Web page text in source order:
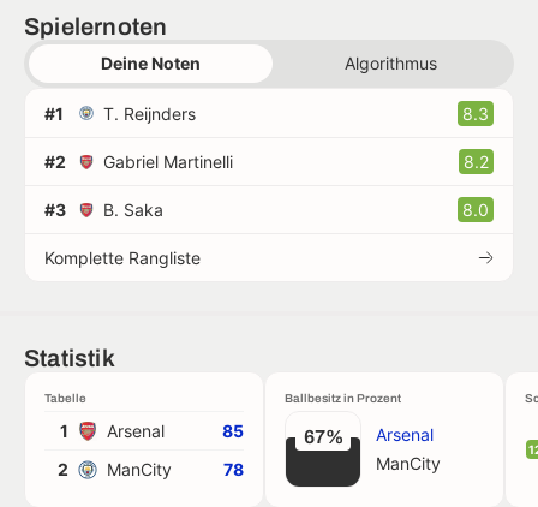
Spielernoten
Deine Noten Algorithmus
#1 T. Reijnders 8.3
#2 Gabriel Martinelli 8.2
#3 B. Saka 8.0
Komplette Rangliste
Statistik
Tabelle
1 Arsenal
85
2
ManCity 78
Ballbesitz in Prozent
67%
Arsenal
ManCity